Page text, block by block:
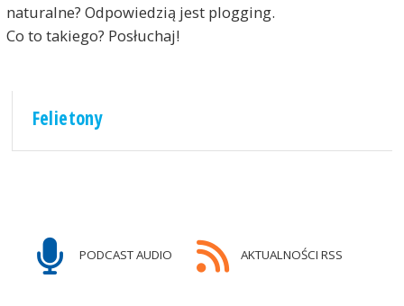
naturalne? Odpowiedzią jest plogging.
Co to takiego? Posłuchaj!
Felietony
PODCAST AUDIO AKTUALNOŚCI RSS